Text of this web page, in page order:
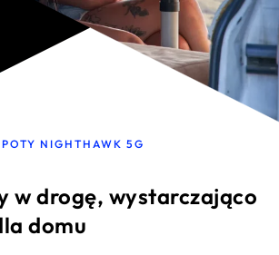
NIGHTHAWK 5G
w drogę, wystarczająco
domu